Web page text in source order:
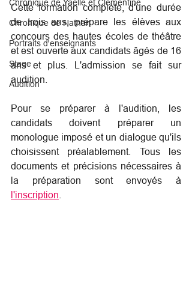
Chronique de Yaelle et Clémentine
Chronique de Nathan
Portraits d'enseignants
Stage
Audition
Cette formation complète, d'une durée
de trois ans, prépare les élèves aux
concours des hautes écoles de théâtre
et est ouverte aux candidats âgés de 16
ans et plus. L'admission se fait sur
audition.
Pour se préparer à l'audition, les
candidats doivent préparer un
monologue imposé et un dialogue qu'ils
choisissent préalablement. Tous les
documents et précisions nécessaires à
l'inscription